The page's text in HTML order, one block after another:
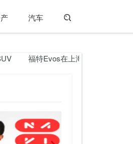
汽车
福特Evos在上海车展上亮相